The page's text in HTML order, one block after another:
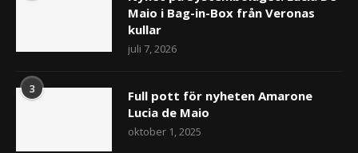
Maio i Bag-in-Box från Veronas
kullar
juli 7, 2026
3
Full pott för nyheten Amarone
Lucia de Maio
oktober 1, 2025